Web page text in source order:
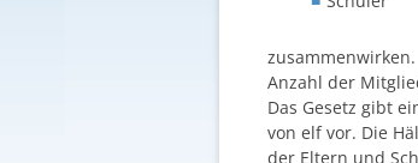
zusammenwirken.
Anzahl der
Das Gesetz gibt
von elf vor. Die
der Eltern und